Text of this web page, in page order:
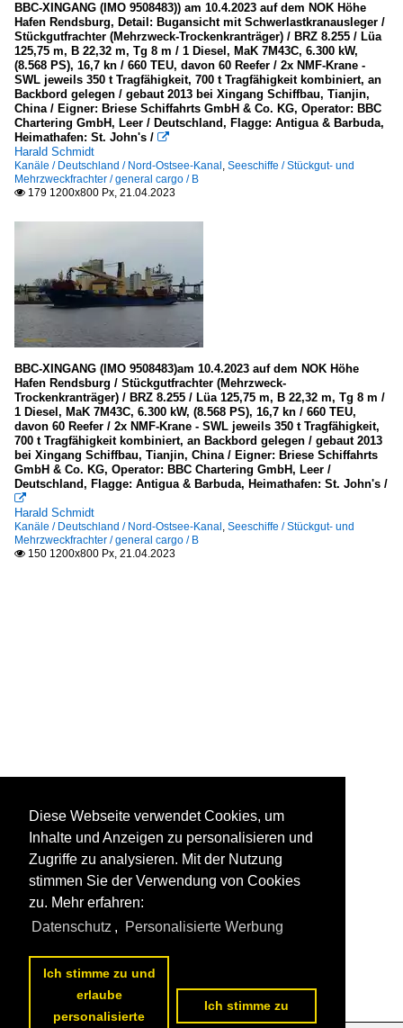
BBC-XINGANG (IMO 9508483)) am 10.4.2023 auf dem NOK Höhe
Hafen Rendsburg, Detail: Bugansicht mit Schwerlastkranausleger /
Stückgutfrachter (Mehrzweck-Trockenkranträger) / BRZ 8.255 / Lüa
125,75 m, B 22,32 m, Tg 8 m / 1 Diesel, MaK 7M43C, 6.300 kW,
(8.568 PS), 16,7 kn / 660 TEU, davon 60 Reefer / 2x NMF-Krane -
SWL jeweils 350 t Tragfähigkeit, 700 t Tragfähigkeit kombiniert, an
Backbord gelegen / gebaut 2013 bei Xingang Schiffbau, Tianjin,
China / Eigner: Briese Schiffahrts GmbH & Co. KG, Operator: BBC
Chartering GmbH, Leer / Deutschland, Flagge: Antigua & Barbuda,
Heimathafen: St. John's / 
Harald Schmidt
Kanäle / Deutschland / Nord-Ostsee-Kanal , Seeschiffe / Stückgut- und
Mehrzweckfrachter / general cargo / B
 179 1200x800 Px, 21.04.2023
BBC-XINGANG (IMO 9508483)am 10.4.2023 auf dem NOK Höhe
Hafen Rendsburg / Stückgutfrachter (Mehrzweck-
Trockenkranträger) / BRZ 8.255 / Lüa 125,75 m, B 22,32 m, Tg 8 m /
1 Diesel, MaK 7M43C, 6.300 kW, (8.568 PS), 16,7 kn / 660 TEU,
davon 60 Reefer / 2x NMF-Krane - SWL jeweils 350 t Tragfähigkeit,
700 t Tragfähigkeit kombiniert, an Backbord gelegen / gebaut 2013
bei Xingang Schiffbau, Tianjin, China / Eigner: Briese Schiffahrts
GmbH & Co. KG, Operator: BBC Chartering GmbH, Leer /
Deutschland, Flagge: Antigua & Barbuda, Heimathafen: St. John's /

Harald Schmidt
Kanäle / Deutschland / Nord-Ostsee-Kanal , Seeschiffe / Stückgut- und
Mehrzweckfrachter / general cargo / B
 150 1200x800 Px, 21.04.2023
Diese Webseite verwendet Cookies, um
Inhalte und Anzeigen zu personalisieren und
Zugriffe zu analysieren. Mit der Nutzung
stimmen Sie der Verwendung von Cookies
zu. Mehr erfahren:
Datenschutz , Personalisierte Werbung
Ich stimme zu und
erlaube
personalisierte
Ich stimme zu